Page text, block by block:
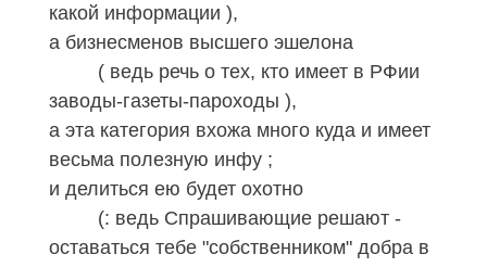
какой информации ),
а бизнесменов высшего эшелона
( ведь речь о тех, кто имеет в РФии
заводы-газеты-пароходы ),
а эта категория вхожа много куда и имеет
весьма полезную инфу ;
и делиться ею будет охотно
(: ведь Спрашивающие решают -
оставаться тебе "собственником" добра в